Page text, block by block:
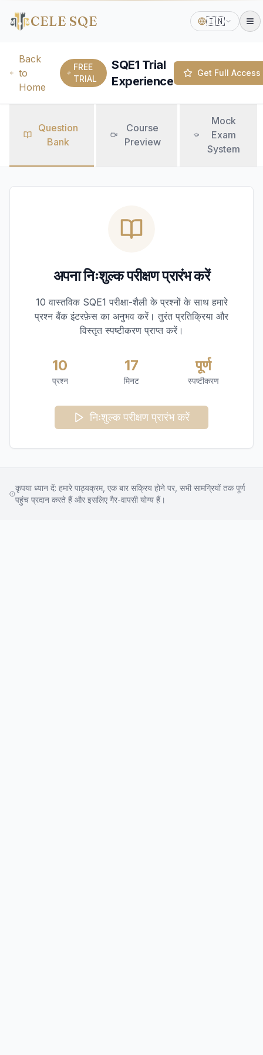
CELE SQE 🇮🇳
Back
to
Home
FREE
TRIAL
SQE1 Trial
Experience
Get Full Access
Question
Bank
Course
Preview
Mock
Exam
System
अपना निःशुल्क परीक्षण प्रारंभ करें
10 वास्तविक SQE1 परीक्षा-शैली के प्रश्नों के साथ हमारे
प्रश्न बैंक इंटरफ़ेस का अनुभव करें। तुरंत प्रतिक्रिया और
विस्तृत स्पष्टीकरण प्राप्त करें।
10
प्रश्न
17
मिनट
पूर्ण
स्पष्टीकरण
निःशुल्क परीक्षण प्रारंभ करें
कृपया ध्यान दें: हमारे पाठ्यक्रम, एक बार सक्रिय होने पर, सभी सामग्रियों तक पूर्ण
पहुंच प्रदान करते हैं और इसलिए गैर-वापसी योग्य हैं।